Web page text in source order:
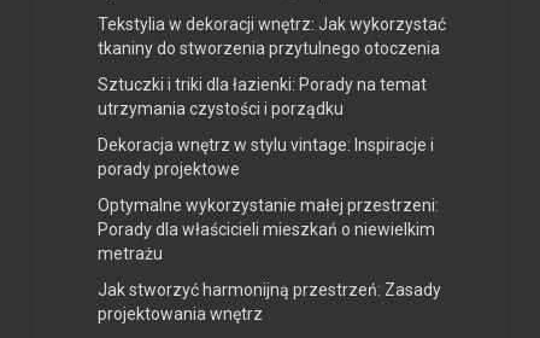
Tekstylia w dekoracji wnętrz: Jak wykorzystać
tkaniny do stworzenia przytulnego otoczenia
Sztuczki i triki dla łazienki: Porady na temat
utrzymania czystości i porządku
Dekoracja wnętrz w stylu vintage: Inspiracje i
porady projektowe
Optymalne wykorzystanie małej przestrzeni:
Porady dla właścicieli mieszkań o niewielkim
metrażu
Jak stworzyć harmonijną przestrzeń: Zasady
projektowania wnętrz